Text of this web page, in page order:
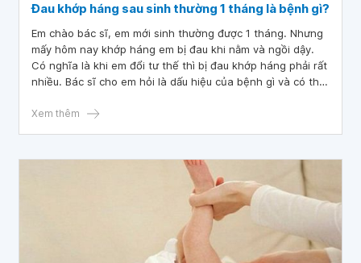
Đau khớp háng sau sinh thường 1 tháng là bệnh gì?
Em chào bác sĩ, em mới sinh thường được 1 tháng. Nhưng
mấy hôm nay khớp háng em bị đau khi nằm và ngồi dậy.
Có nghĩa là khi em đổi tư thế thì bị đau khớp háng phải rất
nhiều. Bác sĩ cho em hỏi là dấu hiệu của bệnh gì và có thể
Xem thêm